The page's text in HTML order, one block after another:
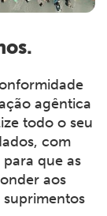
agêntica
todo o seu
com
que as
aos
suprimentos